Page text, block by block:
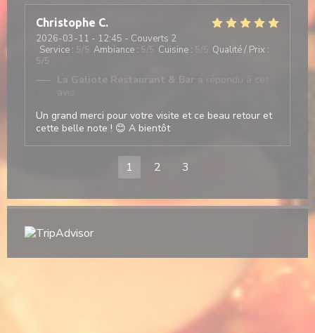
Christophe C
2026-03-11 - 12:45 - Couverts 2
Service : 5 /5 Ambiance : 5 /5 Cuisine : Qualité / Prix :
5 /5
La Galiote Restaurant & Bar
avis
Un grand merci pour votre visite et ce beau retour et
cette belle note ! 😊 A bientôt
1 2 3